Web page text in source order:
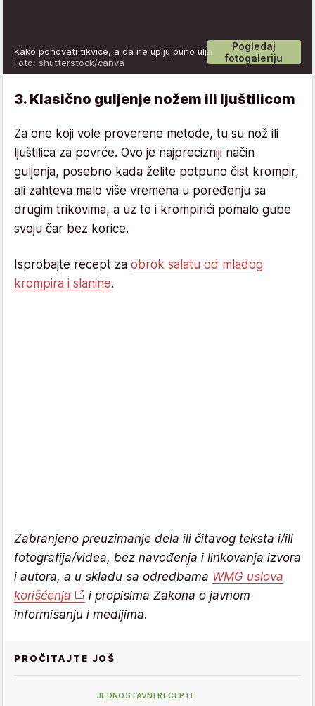
Pogledaj
fotogaleriju
Kako pohovati tikvice, a da ne upiju puno ulja
Foto: shutterstock/canva
3. Klasično guljenje nožem ili ljuštilicom
Za one koji vole proverene metode, tu su nož ili
ljuštilica za povrće. Ovo je najprecizniji način
guljenja, posebno kada želite potpuno čist krompir,
ali zahteva malo više vremena u poređenju sa
drugim trikovima, a uz to i krompirići pomalo gube
svoju čar bez korice.
Isprobajte recept za obrok salatu od mladog
krompira i slanine.
Zabranjeno preuzimanje dela ili čitavog teksta i/ili
fotografija/videa, bez navođenja i linkovanja izvora
i autora, a u skladu sa odredbama WMG uslova
korišćenja
i propisima Zakona o javnom
informisanju i medijima.
PROČITAJTE JOŠ
JEDNOSTAVNI RECEPTI